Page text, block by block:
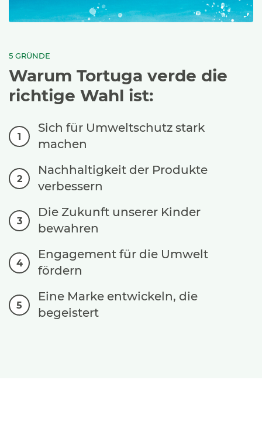
5 GRÜNDE
Warum Tortuga verde die
richtige Wahl ist:
1
Sich für Umweltschutz stark
machen
2
Nachhaltigkeit der Produkte
verbessern
3
Die Zukunft unserer Kinder
bewahren
4
Engagement für die Umwelt
fördern
5
Eine Marke entwickeln, die
begeistert